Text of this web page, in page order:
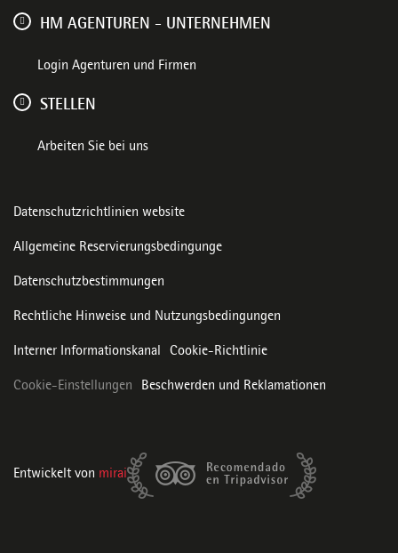
HM AGENTUREN - UNTERNEHMEN
Login Agenturen und Firmen
STELLEN
Arbeiten Sie bei uns
Datenschutzrichtlinien website
Allgemeine Reservierungsbedingunge
Datenschutzbestimmungen
Rechtliche Hinweise und Nutzungsbedingungen
Interner Informationskanal Cookie-Richtlinie
Cookie-Einstellungen Beschwerden und Reklamationen
Entwickelt von mirai